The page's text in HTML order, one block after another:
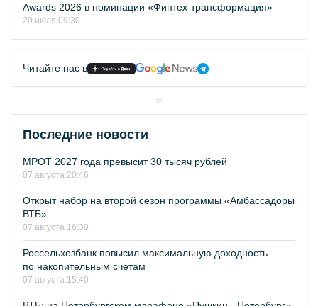
Awards 2026 в номинации «Финтех-трансформация»
20 июля 09:30
Читайте нас в
Последние новости
МРОТ 2027 года превысит 30 тысяч рублей
07 августа 20:46
Открыт набор на второй сезон программы «Амбассадоры
ВТБ»
07 августа 16:30
Россельхозбанк повысил максимальную доходность
по накопительным счетам
07 августа 15:40